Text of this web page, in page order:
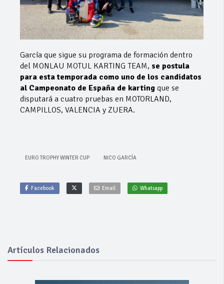
García que sigue su programa de formación dentro
del MONLAU MOTUL KARTING TEAM, se postula
para esta temporada como uno de los candidatos
al Campeonato de España de karting que se
disputará a cuatro pruebas en MOTORLAND,
CAMPILLOS, VALENCIA y ZUERA.
EURO TROPHY WINTER CUP NICO GARCÍA
Facebook Email Whatsapp
Artículos Relacionados